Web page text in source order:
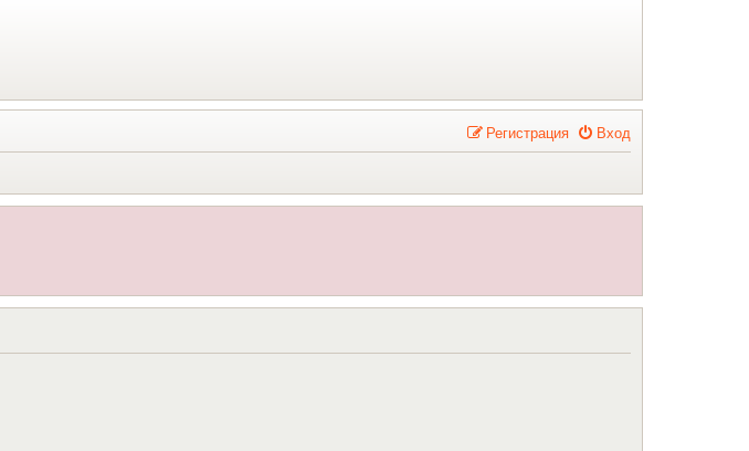
Вход
Регистрация